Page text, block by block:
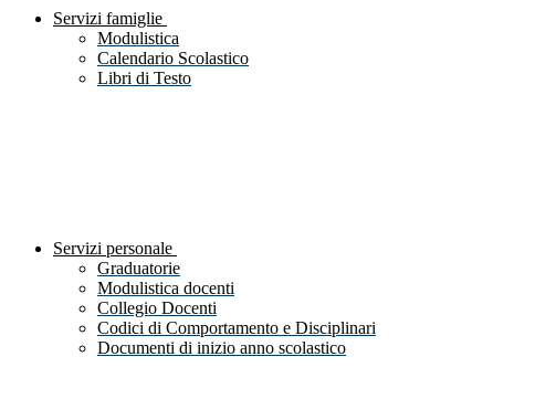
Servizi famiglie
Modulistica
Calendario Scolastico
Libri di Testo
Servizi personale
Graduatorie
Modulistica docenti
Collegio Docenti
Codici di Comportamento e Disciplinari
Documenti di inizio anno scolastico